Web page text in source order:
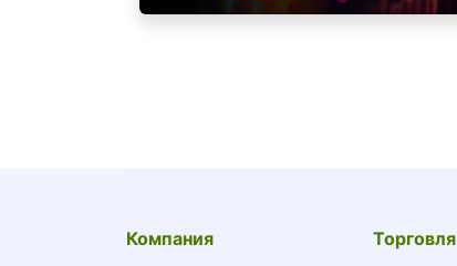
Компания Торговля